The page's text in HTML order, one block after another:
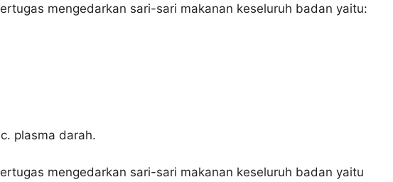
mengedarkan sari-sari makanan keseluruh badan yaitu:
plasma darah.
mengedarkan sari-sari makanan keseluruh badan yaitu